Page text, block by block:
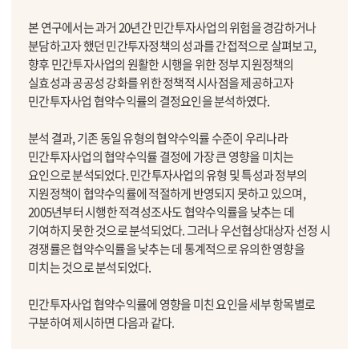
본 연구에서는 과거 20년간 민간투자사업의 위험을 경감하거나
분담하고자 했던 민간투자정책의 성과를 간접적으로 살펴보고,
향후 민간투자사업의 원활한 시행을 위한 정부 지원정책의
실효성과 공공성 강화를 위한 정책적 시사점을 제공하고자
민간투자사업 협약수익률의 결정요인을 분석하였다.
분석 결과, 기존 동일 유형의 협약수익률 수준이 우리나라
민간투자사업의 협약수익률 결정에 가장 큰 영향을 미치는
요인으로 분석되었다. 민간투자사업의 유형 및 특성과 정부의
지원정책이 협약수익률에 적절하게 반영되지 못하고 있으며,
2005년부터 시행한 적격성조사도 협약수익률을 낮추는 데
기여하지 못한 것으로 분석되었다. 그러나 우선협상대상자 선정 시
경쟁률은 협약수익률을 낮추는 데 통계적으로 유의한 영향을
미치는 것으로 분석되었다.
민간투자사업 협약수익률에 영향을 미친 요인을 세부 항목별로
구분하여 제시하면 다음과 같다.